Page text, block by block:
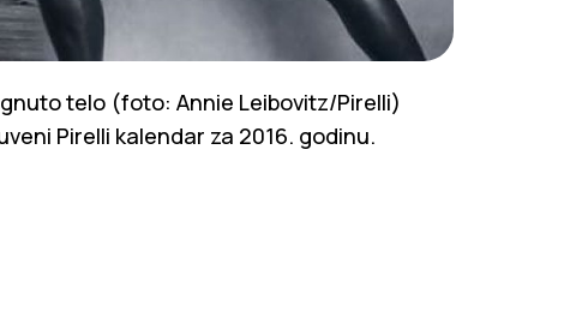
telo (foto: Annie Leibovitz/Pirelli)
Pirelli kalendar za 2016. godinu.